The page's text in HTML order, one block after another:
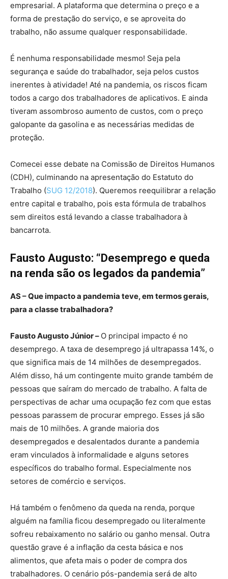
empresarial. A plataforma que determina o preço e a
forma de prestação do serviço, e se aproveita do
trabalho, não assume qualquer responsabilidade.
É nenhuma responsabilidade mesmo! Seja pela
segurança e saúde do trabalhador, seja pelos custos
inerentes à atividade! Até na pandemia, os riscos ficam
todos a cargo dos trabalhadores de aplicativos. E ainda
tiveram assombroso aumento de custos, com o preço
galopante da gasolina e as necessárias medidas de
proteção.
Comecei esse debate na Comissão de Direitos Humanos
(CDH), culminando na apresentação do Estatuto do
Trabalho (SUG 12/2018). Queremos reequilibrar a relação
entre capital e trabalho, pois esta fórmula de trabalhos
sem direitos está levando a classe trabalhadora à
bancarrota.
Fausto Augusto: “Desemprego e queda
na renda são os legados da pandemia”
AS – Que impacto a pandemia teve, em termos gerais,
para a classe trabalhadora?
Fausto Augusto Júnior – O principal impacto é no
desemprego. A taxa de desemprego já ultrapassa 14%, o
que significa mais de 14 milhões de desempregados.
Além disso, há um contingente muito grande também de
pessoas que saíram do mercado de trabalho. A falta de
perspectivas de achar uma ocupação fez com que estas
pessoas parassem de procurar emprego. Esses já são
mais de 10 milhões. A grande maioria dos
desempregados e desalentados durante a pandemia
eram vinculados à informalidade e alguns setores
específicos do trabalho formal. Especialmente nos
setores de comércio e serviços.
Há também o fenômeno da queda na renda, porque
alguém na família ficou desempregado ou literalmente
sofreu rebaixamento no salário ou ganho mensal. Outra
questão grave é a inflação da cesta básica e nos
alimentos, que afeta mais o poder de compra dos
trabalhadores. O cenário pós-pandemia será de alto